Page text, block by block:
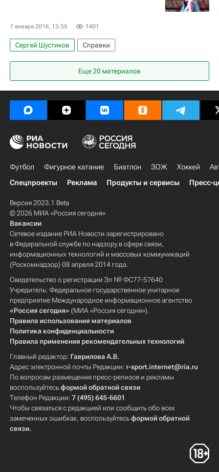
7 января 2016, 13:55 1401
Сергей Шустиков Справки
Еще 20 материалов
Футбол Фигурное катание Биатлон ЗОЖ Хоккей
Спецпроекты
Реклама Продукты и сервисы Пресс-
Версия 2023.1 Beta
© 2026 МИА «Россия сегодня»
Вакансии
Сетевое издание РИА Новости зарегистрировано
в Федеральной службе по надзору в сфере связи,
информационных технологий и массовых коммуникаций
(Роскомнадзор) 08 апреля 2014 года.
Свидетельство о регистрации Эл № ФС77-57640
Учредитель: Федеральное государственное унитарное
предприятие Международное информационное агентство
«Россия сегодня» (МИА «Россия сегодня»).
Правила использования материалов
Политика конфиденциальности
Правила применения рекомендательных технологий
Главный редактор: Гаврилова А.В.
Адрес электронной почты Редакции: r-sport.internet@ria.ru
По вопросам размещения пресс-релизов и рекламы
воспользуйтесьформой обратной связи
Телефон Редакции: 7 (495) 645-6601
Чтобы связаться с редакцией или сообщить обо всех
замеченных ошибках, воспользуйтесьформой обратной
связи.